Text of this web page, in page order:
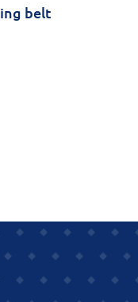
belt